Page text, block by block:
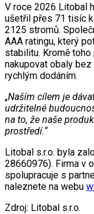
V roce 2026 Litobal
ušetřil přes 71 tisíc
2125 stromů.
AAA ratingu, který
stabilitu. Kromě
nakupovat obaly
rychlým dodáním.
„Naším cílem je
udržitelné
na to, že naše
prostředí.“
Litobal s.r.o. byla
28660976). Firma v
spolupracuje s
naleznete na webu
Zdroj: Litobal s.r.o.